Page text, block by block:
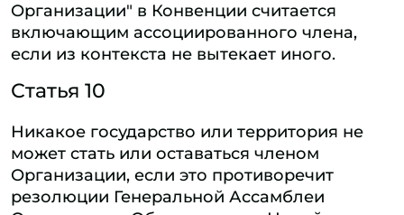
Организации" в Конвенции считается
включающим ассоциированного члена,
если из контекста не вытекает иного.
Статья 10
Никакое государство или территория не
может стать или оставаться членом
Организации, если это противоречит
резолюции Генеральной Ассамблеи